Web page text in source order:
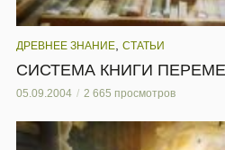
ДРЕВНЕЕ ЗНАНИЕ СТАТЬИ
СИСТЕМА КНИГИ
05.09.2004 2 665 просмотров